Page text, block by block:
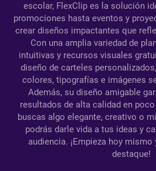
escolar, FlexClip es la solución
promociones hasta eventos y
crear diseños impactantes que
Con una amplia variedad de
intuitivas y recursos visuales
diseño de carteles
colores, tipografías e imágenes
Además, su diseño amigable
resultados de alta calidad en
buscas algo elegante, creativo o
podrás darle vida a tus ideas y
audiencia. ¡Empieza hoy
destaque!